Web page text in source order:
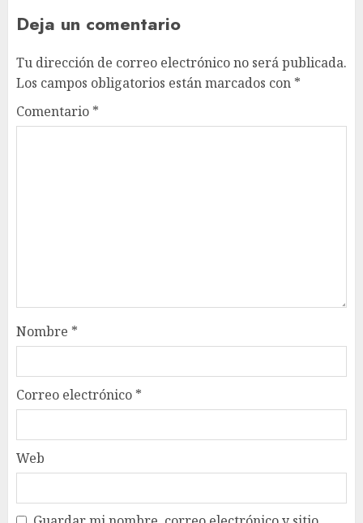
Deja un comentario
Tu dirección de correo electrónico no será publicada.
Los campos obligatorios están marcados con *
Comentario *
Nombre *
Correo electrónico *
Web